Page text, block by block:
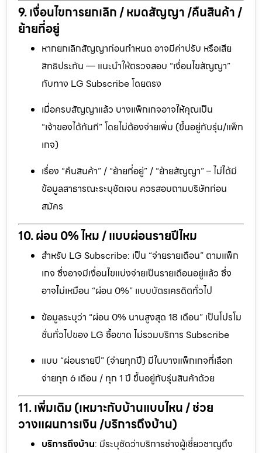
9. เงื่อนไขการยกเลิก / หมดสัญญา /คืนสินค้า /
ย้ายที่อยู่
หากยกเลิกสัญญาก่อนกำหนด อาจมีค่าปรับ หรือเสีย
สิทธิประกัน — แนะนำให้ตรวจสอบ “เงื่อนไขสัญญา”
กับทาง LG Subscribe โดยตรง
เมื่อครบสัญญาแล้ว บางแพ็กเกจอาจให้คุณเป็น
“เจ้าของได้ทันที” โดยไม่ต้องจ่ายเพิ่ม (ขึ้นอยู่กับรุ่น/แพ็ก
เกจ)
เรื่อง “คืนสินค้า” / “ย้ายที่อยู่” / “ย้ายสัญญา” – ไม่ได้มี
ข้อมูลสาธารณะระบุชัดเจน ควรสอบถามบริษัทก่อน
สมัคร
10. ผ่อน 0% ไหม / แบบผ่อนรายปีไหม
สำหรับ LG Subscribe: เป็น “จ่ายรายเดือน” ตามแพ็ก
เกจ ซึ่งอาจมีเงื่อนไขแบ่งจ่ายเป็นรายเดือนอยู่แล้ว ซึ่ง
อาจไม่เหมือน “ผ่อน 0%” แบบบัตรเครดิตทั่วไป
ข้อมูลระบุว่า “ผ่อน 0% นานสูงสุด 18 เดือน” เป็นโปรโม
ชั่นทั่วไปของ LG ซื้อขาด ไม่รวมบริการ Subscribe
แบบ “ผ่อนรายปี” (จ่ายทุกปี) มีในบางแพ็กเกจที่เลือก
จ่ายทุก 6 เดือน / ทุก 1 ปี ขึ้นอยู่กับรุ่นสินค้าด้วย
11. เพิ่มเติม (เหมาะกับบ้านแบบไหน / ช่วย
วางแผนการเงิน /บริการถึงบ้าน)
บริการถึงบ้าน: มีระบุชัดว่าบริการช่างผู้เชี่ยวชาญถึง